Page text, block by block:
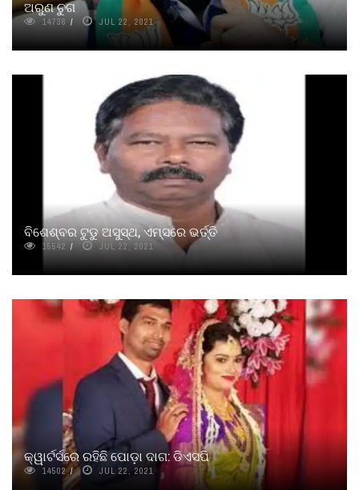
ଅରୁଣ ଚୁଗ
14736 JUL 22, 2021
ବିଶେଶ୍ବର ଟୁଡୁ ଅସୁସ୍ଥ, ଏମ୍ସରେ ଭର୍ତ୍ତି
15542 JUL 22, 2021
କ୍ୱାର୍ଟର୍ସରେ ରହିଛି ପୋଡ଼ା ଦାଗ: ଡିଏସପି
14502 JUL 22, 2021